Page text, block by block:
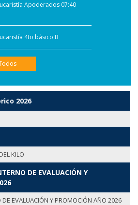
Apoderados 07:40
4to básico B
2026
KILO
DE EVALUACIÓN Y
DE EVALUACIÓN Y PROMOCIÓN AÑO 2026